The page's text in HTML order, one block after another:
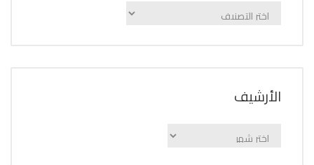
الإعلانات
اﻷرشيف
اﻷرشيف